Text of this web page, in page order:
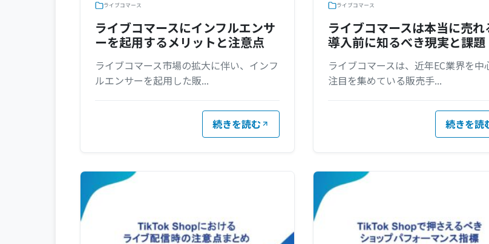
ライブコマース
ライブコマースにインフルエンサ
ーを起用するメリットと注意点
ライブコマース市場の拡大に伴い、インフ
ルエンサーを起用した販...
続きを読む
ライブコマース
ライブコマースは本当に売れ
導入前に知るべき現実と課題
ライブコマースは、近年EC業界を中
注目を集めている販売手...
続きを読